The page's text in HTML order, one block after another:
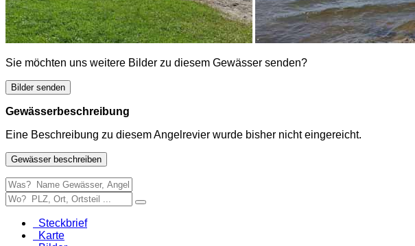
Sie möchten uns weitere Bilder zu diesem Gewässer senden?
Bilder senden
Gewässerbeschreibung
Eine Beschreibung zu diesem Angelrevier wurde bisher nicht eingereicht.
Gewässer beschreiben
Steckbrief
Karte